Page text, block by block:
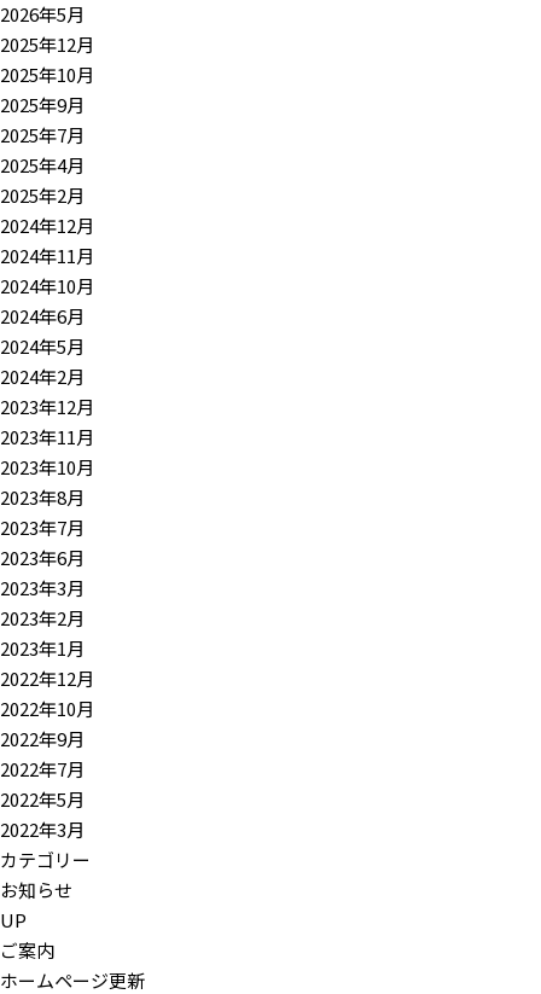
2026年5月
2025年12月
2025年10月
2025年9月
2025年7月
2025年4月
2025年2月
2024年12月
2024年11月
2024年10月
2024年6月
2024年5月
2024年2月
2023年12月
2023年11月
2023年10月
2023年8月
2023年7月
2023年6月
2023年3月
2023年2月
2023年1月
2022年12月
2022年10月
2022年9月
2022年7月
2022年5月
2022年3月
カテゴリー
お知らせ
UP
ご案内
ホームページ更新